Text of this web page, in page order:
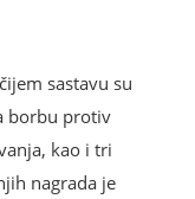
sastavu su
borbu protiv
kao i tri
nagrada je